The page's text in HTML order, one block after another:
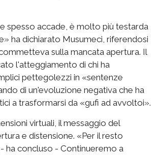
spesso accade, è molto più testarda
ha dichiarato Musumeci, riferendosi
sulla mancata apertura. Il
l'atteggiamento di chi ha
pettegolezzi in «sentenze
di un'evoluzione negativa che ha
a trasformarsi da «gufi ad avvoltoi».
virtuali, il messaggio del
e distensione. «Per il resto
ha concluso - Continueremo a